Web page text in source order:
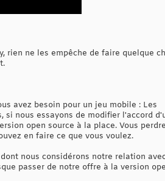
rien ne les empêche de faire quelque
avez besoin pour un jeu mobile : Les
nous essayons de modifier l'accord
open source à la place. Vous
en faire ce que vous voulez.
nous considérons notre relation
passer de notre offre à la version